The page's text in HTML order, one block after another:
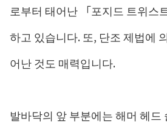
로부터 태어난 「포지드 트위스
하고 있습니다. 또, 단조 제법에
어난 것도 매력입니다.
발바닥의 앞 부분에는 해머 헤드